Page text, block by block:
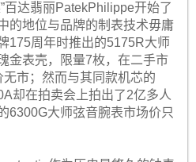
百达翡丽PatekPhilippe开始了
的地位与品牌的制表技术毋庸
175周年时推出的5175R大师
金表壳，限量7枚，在二手市
市；然而与其同款机芯的
却在拍卖会上拍出了2亿多人
6300G大师弦音腕表市场价只